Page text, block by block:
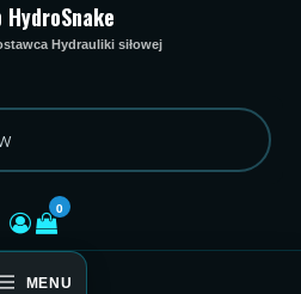
HydroSnake
Hydrauliki siłowej
0
MENU